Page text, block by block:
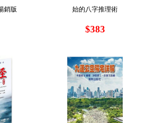
銷版
始的八字推理術
$383